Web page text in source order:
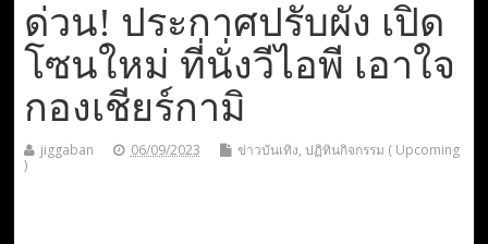
ด่วน! ประกาศปรับผัง เปิด
โซนใหม่ ที่นั่งวีไอพี เอาใจ
กองเชียร์กามิ
jiggaban 06/09/2023 ข่าวบันเทิง, ปฏิทินกิจกรรม ( Upcoming
)